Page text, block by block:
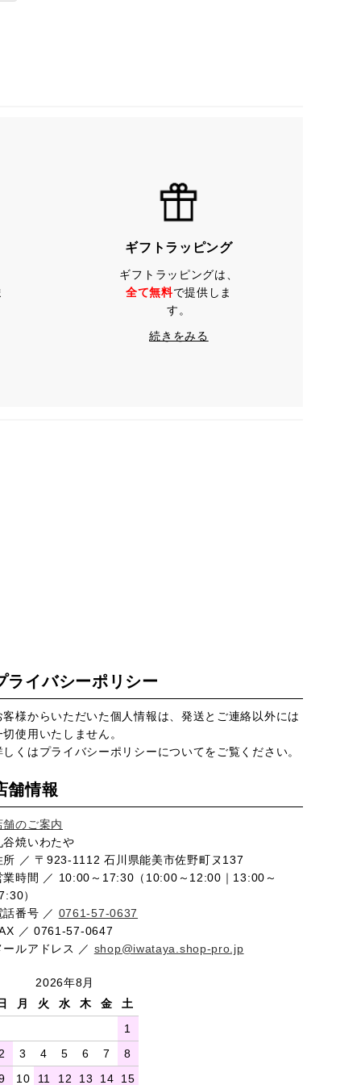
ギフトラッピング
ギフトラッピングは、
全て無料で提供しま
す。
続きをみる
ライバシーポリシー
客様からいただいた個人情報は、発送とご連絡以外には
切使用いたしません。
しくはプライバシーポリシーについてをご覧ください。
舗情報
舗のご案内
谷焼いわたや
所 ／ 〒923-1112 石川県能美市佐野町ヌ137
業時間 ／ 10:00～17:30（10:00～12:00｜13:00～
）
話番号 ／ 0761-57-0637
／ 0761-57-0647
ールアドレス ／ shop@iwataya.shop-pro.jp
2026年8月
月 火 水 木 金
土
1
3 4 5 6 7
8
10 11 12 13 14 15